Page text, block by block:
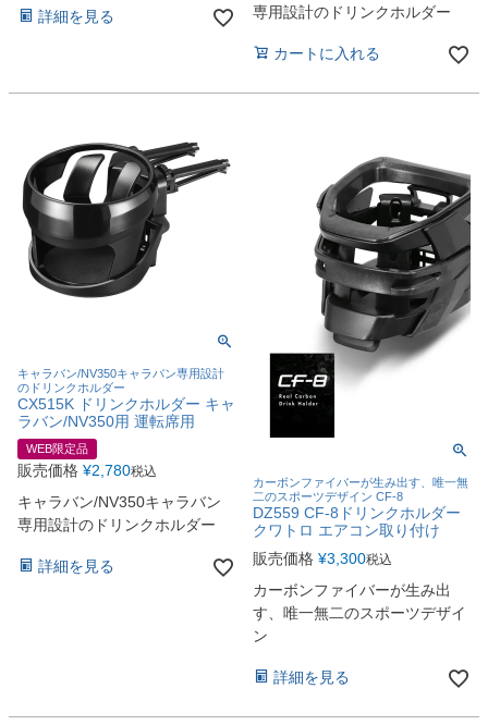
詳細を見る
専用設計のドリンクホルダー
カートに入れる
キャラバン/NV350キャラバン専用設計
のドリンクホルダー
CX515K ドリンクホルダー キャ
ラバン/NV350用 運転席用
WEB限定品
販売価格 ¥2,780税込
キャラバン/NV350キャラバン
専用設計のドリンクホルダー
詳細を見る
カーボンファイバーが生み出す、唯一無
二のスポーツデザイン CF-8
DZ559 CF-8ドリンクホルダー
クワトロ エアコン取り付け
販売価格 ¥3,300税込
カーボンファイバーが生み出
す、唯一無二のスポーツデザイ
ン
詳細を見る